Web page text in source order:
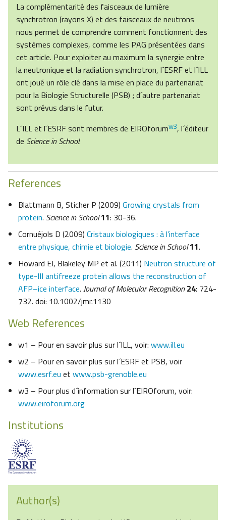
La complémentarité des faisceaux de lumière
synchrotron (rayons X) et des faisceaux de neutrons
nous permet de comprendre comment fonctionnent des
systèmes complexes, comme les PAG présentées dans
cet article. Pour exploiter au maximum la synergie entre
la neutronique et la radiation synchrotron, l´ESRF et l´ILL
ont joué un rôle clé dans la mise en place du partenariat
pour la Biologie Structurelle (PSB) ; d´autre partenariat
sont prévus dans le futur.
L´ILL et l´ESRF sont membres de EIROforumw3, l´éditeur
de Science in School.
References
Blattmann B, Sticher P (2009) Growing crystals from
protein. Science in School11: 30-36.
Cornuéjols D (2009) Cristaux biologiques : à l’interface
entre physique, chimie et biologie. Science in School11.
Howard EI, Blakeley MP et al. (2011) Neutron structure of
type-III antifreeze protein allows the reconstruction of
AFP–ice interface. Journal of Molecular Recognition 24: 724-
732. doi: 10.1002/jmr.1130
Web References
w1 – Pour en savoir plus sur l´ILL, voir: www.ill.eu
w2 – Pour en savoir plus sur l´ESRF et PSB, voir
www.esrf.eu et www.psb-grenoble.eu
w3 – Pour plus d´information sur l´EIROforum, voir:
www.eiroforum.org
Institutions
Author(s)